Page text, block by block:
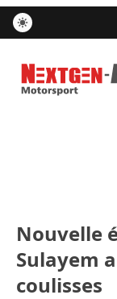
Nextgen-
Nouvelle
Sulayem a
coulisses